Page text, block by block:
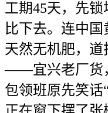
工期45天，先
比下去。连中
天然无机肥，道
——宜兴老厂货
包领班原先笑话